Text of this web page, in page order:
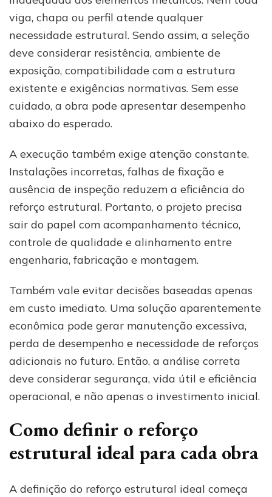
viga, chapa ou perfil atende qualquer
necessidade estrutural. Sendo assim, a seleção
deve considerar resistência, ambiente de
exposição, compatibilidade com a estrutura
existente e exigências normativas. Sem esse
cuidado, a obra pode apresentar desempenho
abaixo do esperado.
A execução também exige atenção constante.
Instalações incorretas, falhas de fixação e
ausência de inspeção reduzem a eficiência do
reforço estrutural. Portanto, o projeto precisa
sair do papel com acompanhamento técnico,
controle de qualidade e alinhamento entre
engenharia, fabricação e montagem.
Também vale evitar decisões baseadas apenas
em custo imediato. Uma solução aparentemente
econômica pode gerar manutenção excessiva,
perda de desempenho e necessidade de reforços
adicionais no futuro. Então, a análise correta
deve considerar segurança, vida útil e eficiência
operacional, e não apenas o investimento inicial.
Como definir o reforço
estrutural ideal para cada obra
A definição do reforço estrutural ideal começa